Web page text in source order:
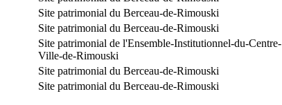
Site patrimonial du Berceau-de-Rimouski
Site patrimonial du Berceau-de-Rimouski
Site patrimonial de l'Ensemble-Institutionnel-du-Centre-
Ville-de-Rimouski
Site patrimonial du Berceau-de-Rimouski
Site patrimonial du Berceau-de-Rimouski